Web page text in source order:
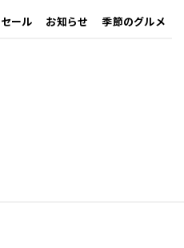
セール お知らせ 季節のグルメ